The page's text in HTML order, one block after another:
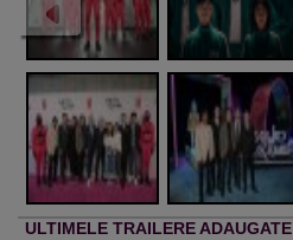
ULTIMELE TRAILERE ADAUGATE